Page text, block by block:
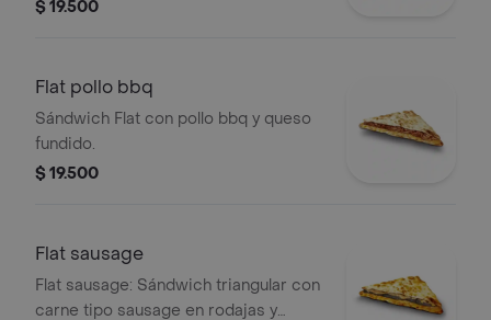
$ 19.500
Flat pollo bbq
Sándwich Flat con pollo bbq y queso
fundido.
$ 19.500
Flat sausage
Flat sausage: Sándwich triangular con
carne tipo sausage en rodajas y